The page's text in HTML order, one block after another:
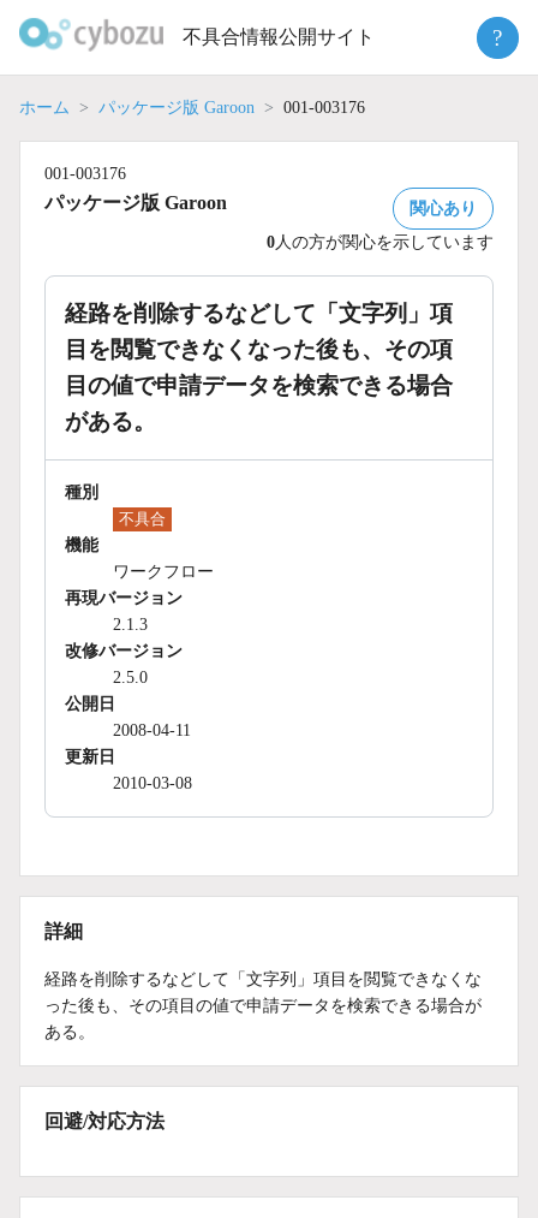
不具合情報公開サイト ?
ホーム パッケージ版 Garoon 001-003176
001-003176
パッケージ版 Garoon
関心あり
0 人の方が関心を示しています
経路を削除するなどして「文字列」項
目を閲覧できなくなった後も、その項
目の値で申請データを検索できる場合
がある。
種別
不具合
機能
ワークフロー
再現バージョン
2.1.3
改修バージョン
2.5.0
公開日
2008-04-11
更新日
2010-03-08
詳細
経路を削除するなどして「文字列」項目を閲覧できなくな
った後も、その項目の値で申請データを検索できる場合が
ある。
回避/対応方法